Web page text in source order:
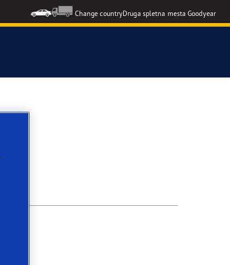
Change countryDruga spletna mesta Goodyear